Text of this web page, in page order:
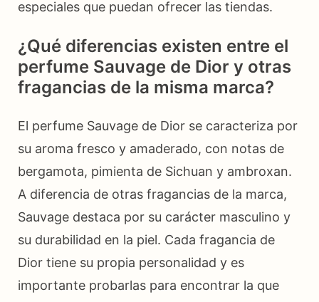
especiales que puedan ofrecer las tiendas.
¿Qué diferencias existen entre el
perfume Sauvage de Dior y otras
fragancias de la misma marca?
El perfume Sauvage de Dior se caracteriza por
su aroma fresco y amaderado, con notas de
bergamota, pimienta de Sichuan y ambroxan.
A diferencia de otras fragancias de la marca,
Sauvage destaca por su carácter masculino y
su durabilidad en la piel. Cada fragancia de
Dior tiene su propia personalidad y es
importante probarlas para encontrar la que